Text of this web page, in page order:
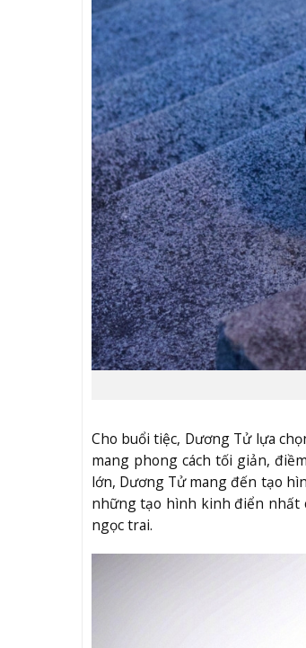
Cho buổi tiệc, Dương Tử lựa
mang phong cách tối giản,
lớn, Dương Tử mang đến tạo
những tạo hình kinh điển nhất
ngọc trai.